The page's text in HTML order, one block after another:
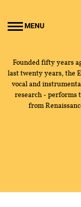
MENU
Founded fifty years
last twenty years, the
vocal and
research - performs
from